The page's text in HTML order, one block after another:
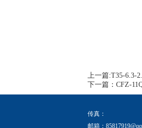
上一篇:T35-6.3-
下一篇： CFZ-
传真：
邮箱：